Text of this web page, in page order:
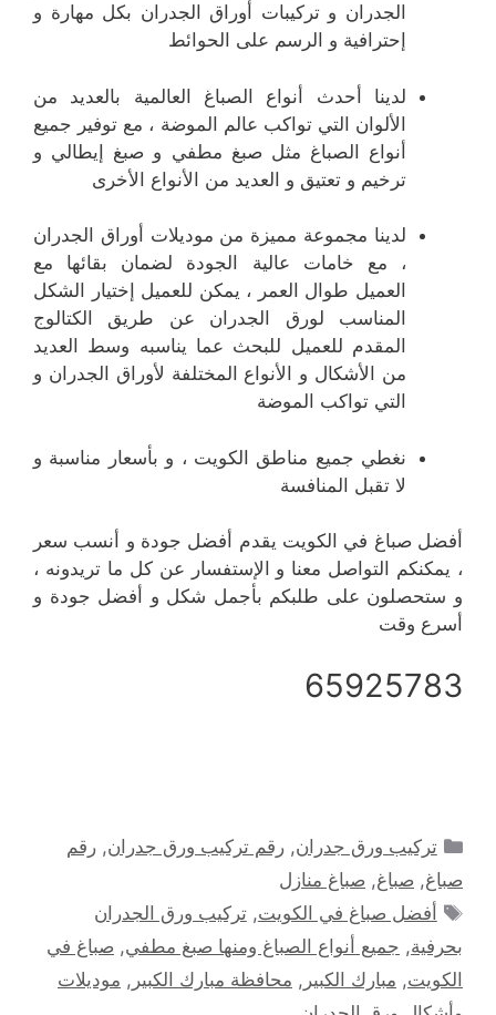
الجدران و تركيبات أوراق الجدران بكل مهارة و
إحترافية و الرسم على الحوائط
لدينا أحدث أنواع الصباغ العالمية بالعديد من
الألوان التي تواكب عالم الموضة ، مع توفير جميع
أنواع الصباغ مثل صبغ مطفي و صبغ إيطالي و
ترخيم و تعتيق و العديد من الأنواع الأخرى
لدينا مجموعة مميزة من موديلات أوراق الجدران
، مع خامات عالية الجودة لضمان بقائها مع
العميل طوال العمر ، يمكن للعميل إختيار الشكل
المناسب لورق الجدران عن طريق الكتالوج
المقدم للعميل للبحث عما يناسبه وسط العديد
من الأشكال و الأنواع المختلفة لأوراق الجدران و
التي تواكب الموضة
نغطي جميع مناطق الكويت ، و بأسعار مناسبة و
لا تقبل المنافسة
أفضل صباغ في الكويت يقدم أفضل جودة و أنسب سعر
، يمكنكم التواصل معنا و الإستفسار عن كل ما تريدونه ،
و ستحصلون على طلبكم بأجمل شكل و أفضل جودة و
أسرع وقت
65925783
التصنيفات
تركيب ورق جدران,رقم تركيب ورق جدران,رقم
صباغ, صباغ, صباغ منازل
الوسوم
أفضل صباغ في الكويت,تركيب ورق الجدران
بحرفية, جميع أنواع الصباغ ومنها صبغ مطفي, صباغ في
الكويت, مبارك الكبير , محافظة مبارك الكبير , موديلات